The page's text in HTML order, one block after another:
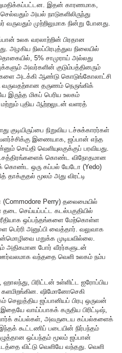
இதன் காரணமாக,
அயல் நாடுகளிலிருந்து
முற்றிலுமாக நின்று போனது.
உலக வரலாற்றின் பிரதான
அழகிய நிலப்பிரபுத்துவ நிலையில்
5% சாமுராய் அல்லது
அவர்களின் குடும்பத்தினரும்
அடக்கி ஆண்டு கொடுங்கோலாட்சி
வருவதற்கான தருணம் நெருங்கிக்
இருந்த மிகப் பெரிய உலகம்
புதிய ஆற்றலுடன் வளரத்
குடியிருப்பை நிறுவிய டச்சுக்காரர்கள்
வளர்ச்சிக்கு இணையாக, ஜப்பான் எந்த
செய்தி வெளியுலகுக்குப் பரவியது.
கொண்ட விநோதமான
கொண்ட ஒரு கப்பல் யேடோ (Yedo)
தாக்குதல் மூலம் அது விரட்டி
Perry) தலைமையில்
செய்யப்பட்ட கடல்பகுதியில்
ரீதியாக ஒப்பந்தங்களை மேற்கொள்ள
பெர்ரி அனுப்பி வைத்தார். வலுவாக
மறுக்க முடியவில்லை.
அதிகமான போர் வீரர்களுடன்
வந்ததை வெளி உலகம் நம்ப
பிரிட்டன் உள்ளிட்ட ஐரோப்பிய
களமிறங்கின. ஷிமோனோசெகி
செலுத்திய ஜப்பானியப் பிரபு ஒருவன்
வாய்ப்பாகக் கருதிய பிரிட்டிஷ்,
கப்பல்கள், அவருடைய கப்பல்களைக்
கூட்டணிப் படையின் நிர்பந்தம்
ஒப்பந்தம் மூலம் ஜப்பான்
விட்டு வெளியே வந்தது. வெளி